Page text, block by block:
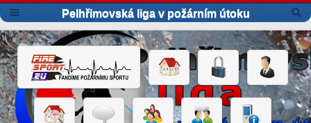
Pelhřimovská liga v požárním útoku